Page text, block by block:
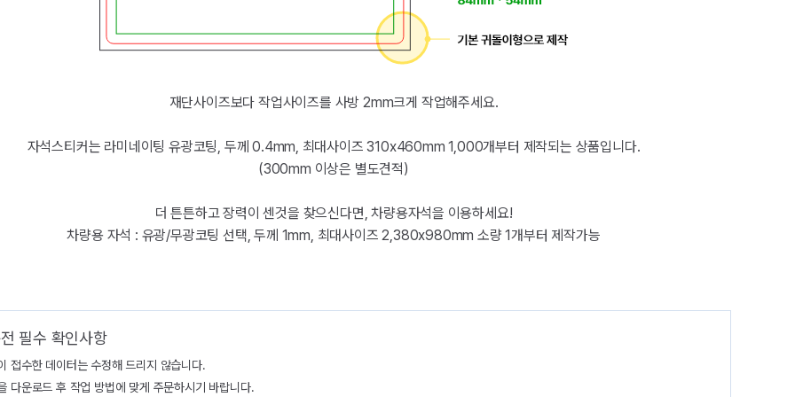
재단사이즈보다 작업사이즈를 사방 2mm크게 작업해주세요.
자석스티커는 라미네이팅 유광코팅, 두께 0.4mm, 최대사이즈 310x460mm 1,000개부터 제작되는 상품입니다.
(300mm 이상은 별도견적)
더 튼튼하고 장력이 센것을 찾으신다면, 차량용자석을 이용하세요!
차량용 자석 : 유광/무광코팅 선택, 두께 1mm, 최대사이즈 2,380x980mm 소량 1개부터 제작가능
필수 확인사항
접수한 데이터는 수정해 드리지 않습니다.
다운로드 후 작업 방법에 맞게 주문하시기 바랍니다.